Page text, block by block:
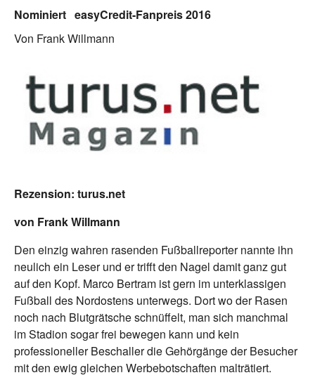
Nominiert easyCredit-Fanpreis 2016
Von Frank Willmann
Rezension: turus.net
von Frank Willmann
Den einzig wahren rasenden Fußballreporter nannte ihn
neulich ein Leser und er trifft den Nagel damit ganz gut
auf den Kopf. Marco Bertram ist gern im unterklassigen
Fußball des Nordostens unterwegs. Dort wo der Rasen
noch nach Blutgrätsche schnüffelt, man sich manchmal
im Stadion sogar frei bewegen kann und kein
professioneller Beschaller die Gehörgänge der Besucher
mit den ewig gleichen Werbebotschaften malträtiert.